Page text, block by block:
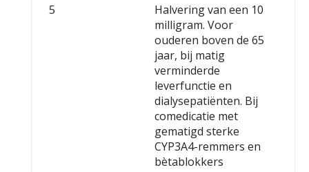
5
Halvering van een 10
milligram. Voor
ouderen boven de 65
jaar, bij matig
verminderde
leverfunctie en
dialysepatiënten. Bij
comedicatie met
gematigd sterke
CYP3A4-remmers en
bètablokkers